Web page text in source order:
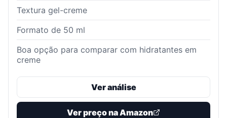
Textura gel-creme
Formato de 50 ml
Boa opção para comparar com hidratantes em
creme
Ver análise
Ver preço na Amazon